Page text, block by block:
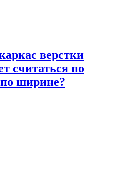
верстки
считаться по
ширине?